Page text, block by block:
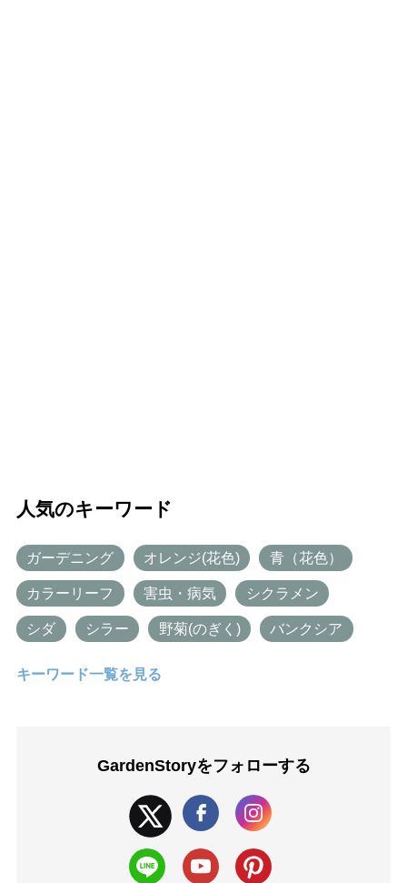
人気のキーワード
ガーデニング オレンジ(花色) 青（花色）
カラーリーフ 害虫・病気 シクラメン
シダ シラー 野菊(のぎく) バンクシア
キーワード一覧を見る
GardenStoryをフォローする